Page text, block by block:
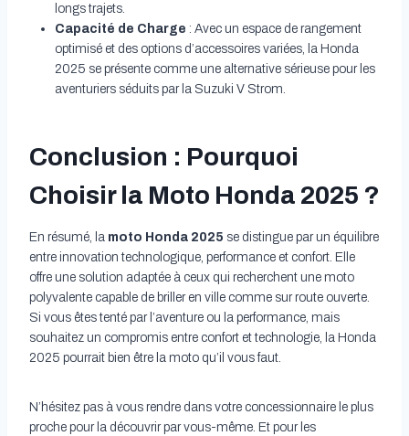
longs trajets.
Capacité de Charge : Avec un espace de rangement
optimisé et des options d’accessoires variées, la Honda
2025 se présente comme une alternative sérieuse pour les
aventuriers séduits par la Suzuki V Strom.
Conclusion : Pourquoi
Choisir la Moto Honda 2025 ?
En résumé, la moto Honda 2025 se distingue par un équilibre
entre innovation technologique, performance et confort. Elle
offre une solution adaptée à ceux qui recherchent une moto
polyvalente capable de briller en ville comme sur route ouverte.
Si vous êtes tenté par l’aventure ou la performance, mais
souhaitez un compromis entre confort et technologie, la Honda
2025 pourrait bien être la moto qu’il vous faut.
N’hésitez pas à vous rendre dans votre concessionnaire le plus
proche pour la découvrir par vous-même. Et pour les